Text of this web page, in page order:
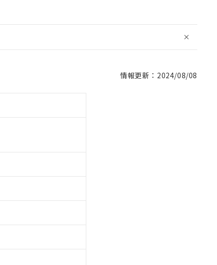
情報更新：2024/08/08